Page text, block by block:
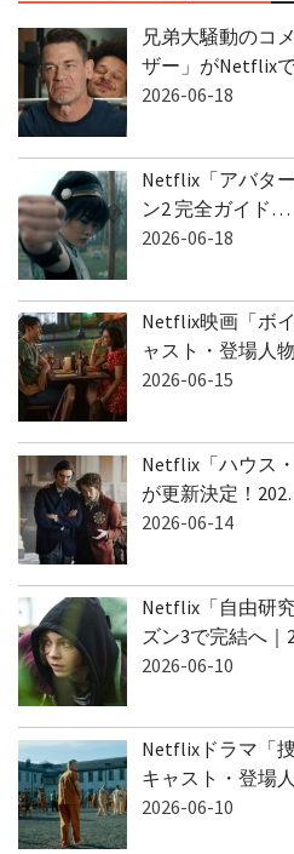
兄弟大騒動のコ
ザー」がNetflix
2026-06-18
Netflix「アバタ
ン2 完全ガイド…
2026-06-18
Netflix映画「ボ
ャスト・登場人
2026-06-15
Netflix「ハウス
が更新決定！
2026-06-14
Netflix「自由研
ズン3で完結へ
2026-06-10
Netflixドラマ「
キャスト・登場
2026-06-10